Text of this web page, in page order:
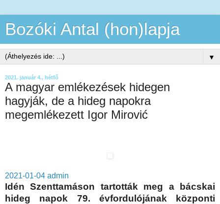
Bozóki Antal (hon)lapja
▼
2021. január 4., hétfő
A magyar emlékezések hidegen
hagyják, de a hideg napokra
megemlékezett Igor Mirović
2021-01-04 admin
Idén Szenttamáson tartották meg a bácskai
hideg napok 79. évfordulójának központi